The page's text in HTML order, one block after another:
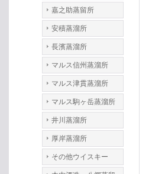
嘉之助蒸留所
安積蒸溜所
長濱蒸溜所
マルス信州蒸溜所
マルス津貫蒸溜所
マルス駒ヶ岳蒸溜所
井川蒸溜所
厚岸蒸溜所
その他ウイスキー